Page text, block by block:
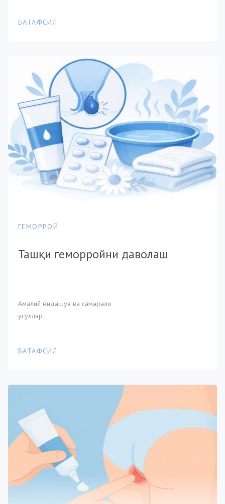
БАТАФСИЛ
ГЕМОРРОЙ
Ташқи геморройни даволаш
Амалий ёндашув ва самарали
усуллар
БАТАФСИЛ